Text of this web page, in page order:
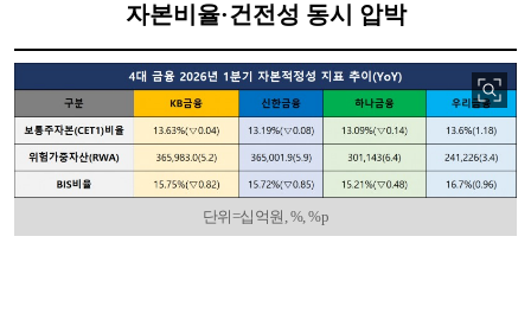
자본비율·건전성 동시 압박
단위=십억원, %, %p